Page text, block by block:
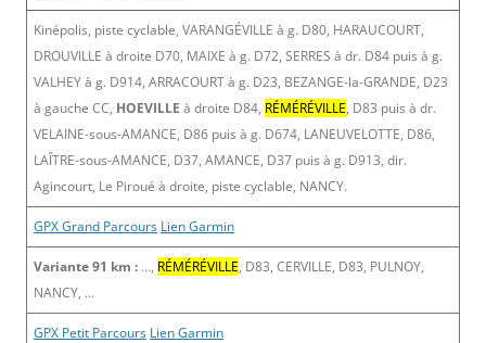
Kinépolis, piste cyclable, VARANGÉVILLE à g. D80, HARAUCOURT,
DROUVILLE à droite D70, MAIXE à g. D72, SERRES à dr. D84 puis à g.
VALHEY à g. D914, ARRACOURT à g. D23, BEZANGE-la-GRANDE, D23
à gauche CC, HOEVILLE à droite D84, RÉMÉRÉVILLE, D83 puis à dr.
VELAINE-sous-AMANCE, D86 puis à g. D674, LANEUVELOTTE, D86,
LAÎTRE-sous-AMANCE, D37, AMANCE, D37 puis à g. D913, dir.
Agincourt, Le Piroué à droite, piste cyclable, NANCY.
GPX Grand Parcours Lien Garmin
Variante 91 km : …, RÉMÉRÉVILLE, D83, CERVILLE, D83, PULNOY,
NANCY, …
GPX Petit Parcours Lien Garmin